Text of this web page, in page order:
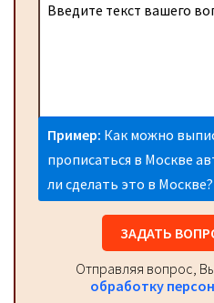
Пример: Как можно
прописаться в Москве
ли сделать это в Москве?
ЗАДАТЬ
Отправляя вопрос,
обработку